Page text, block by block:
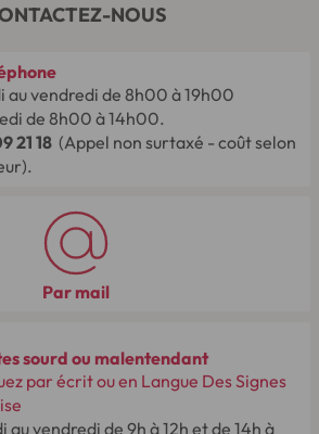
NOUS
au vendredi de 8h00 à 19h00
de 8h00 à 14h00.
21 18 (Appel non surtaxé - coût selon
Par mail
sourd ou malentendant
par écrit ou en Langue Des Signes
au vendredi de 9h à 12h et de 14h à